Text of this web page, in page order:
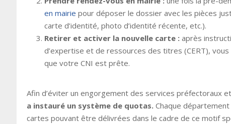
en mairie pour déposer le dossier avec les pièces
carte d’identité, photo d’identité récente, etc.).
Retirer et activer la nouvelle carte : après
d’expertise et de ressources des titres (CERT),
que votre CNI est prête.
Afin d’éviter un engorgement des services préfectoraux
a instauré un système de quotas. Chaque
cartes pouvant être délivrées dans le cadre de ce motif